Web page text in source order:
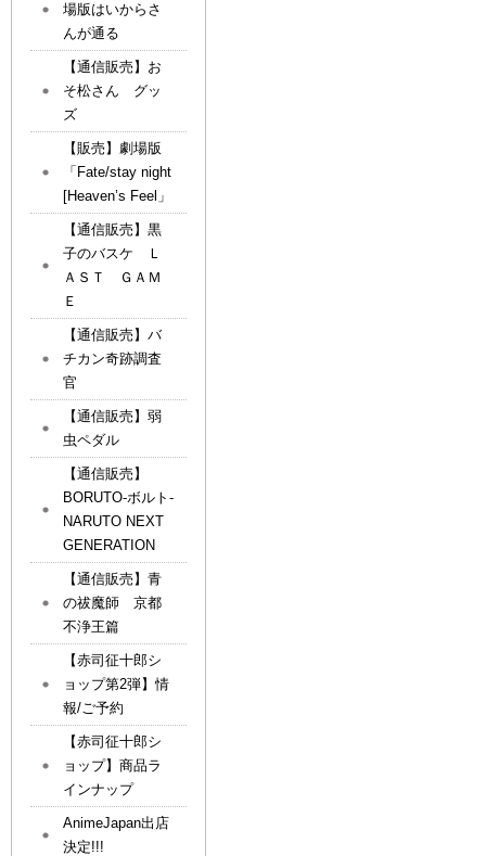
場版はいからさ
んが通る
【通信販売】お
そ松さん グッ
ズ
【販売】劇場版
「Fate/stay night
[Heaven’s Feel」
【通信販売】黒
子のバスケ Ｌ
ＡＳＴ ＧＡＭ
Ｅ
【通信販売】バ
チカン奇跡調査
官
【通信販売】弱
虫ペダル
【通信販売】
BORUTO-ボルト-
NARUTO NEXT
GENERATION
【通信販売】青
の祓魔師 京都
不浄王篇
【赤司征十郎シ
ョップ第2弾】情
報/ご予約
【赤司征十郎シ
ョップ】商品ラ
インナップ
AnimeJapan出店
決定!!!